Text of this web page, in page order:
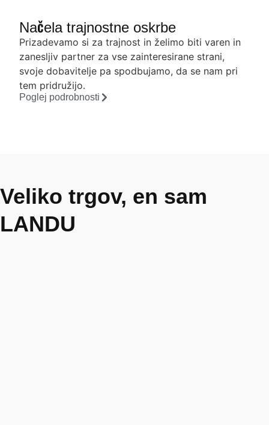
Načela trajnostne oskrbe
Prizadevamo si za trajnost in želimo biti varen in
zanesljiv partner za vse zainteresirane strani,
svoje dobavitelje pa spodbujamo, da se nam pri
tem pridružijo.
Poglej podrobnosti
Veliko trgov, en sam
LANDU